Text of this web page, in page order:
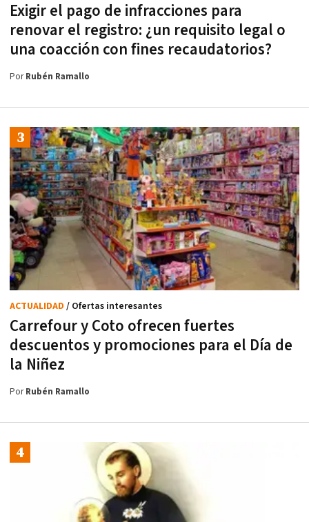
Exigir el pago de infracciones para
renovar el registro: ¿un requisito legal o
una coacción con fines recaudatorios?
PorRubén Ramallo
Carrefour y Coto ofrecen fuertes
descuentos y promociones para el Día de
la Niñez
ACTUALIDAD / Ofertas interesantes
PorRubén Ramallo